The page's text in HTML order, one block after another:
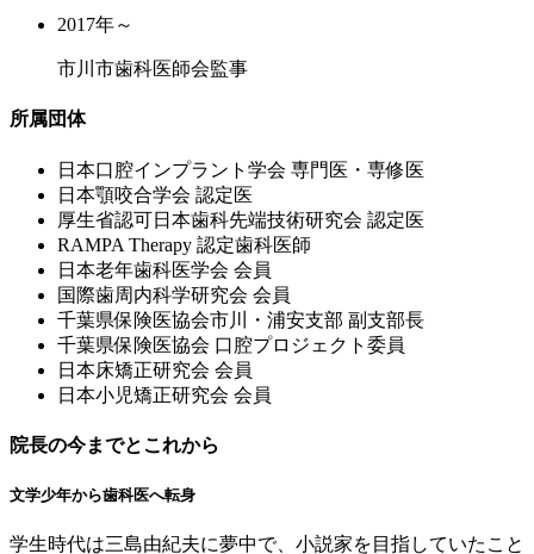
2017年～
市川市歯科医師会監事
所属団体
⽇本⼝腔インプラント学会 専⾨医・専修医
⽇本顎咬合学会 認定医
厚⽣省認可⽇本⻭科先端技術研究会 認定医
RAMPA Therapy 認定⻭科医師
⽇本⽼年⻭科医学会 会員
国際⻭周内科学研究会 会員
千葉県保険医協会市川・浦安⽀部 副⽀部⻑
千葉県保険医協会 ⼝腔プロジェクト委員
⽇本床矯正研究会 会員
⽇本⼩児矯正研究会 会員
院長の今までとこれから
文学少年から歯科医へ転身
学生時代は三島由紀夫に夢中で、小説家を目指していたこと